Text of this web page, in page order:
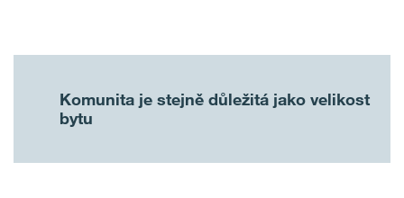
Komunita je stejně důležitá jako velikost
bytu